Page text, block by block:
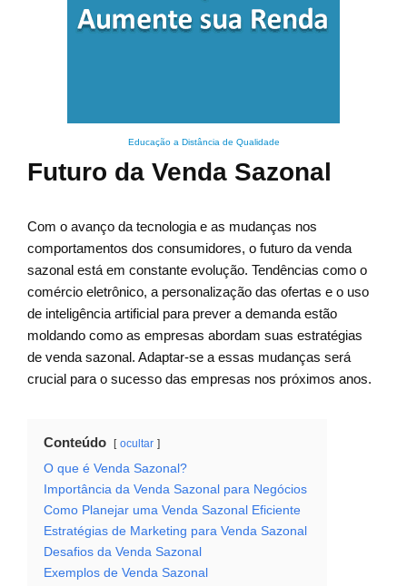
Educação a Distância de Qualidade
Futuro da Venda Sazonal
Com o avanço da tecnologia e as mudanças nos
comportamentos dos consumidores, o futuro da venda
sazonal está em constante evolução. Tendências como o
comércio eletrônico, a personalização das ofertas e o uso
de inteligência artificial para prever a demanda estão
moldando como as empresas abordam suas estratégias
de venda sazonal. Adaptar-se a essas mudanças será
crucial para o sucesso das empresas nos próximos anos.
Conteúdo ocultar
O que é Venda Sazonal?
Importância da Venda Sazonal para Negócios
Como Planejar uma Venda Sazonal Eficiente
Estratégias de Marketing para Venda Sazonal
Desafios da Venda Sazonal
Exemplos de Venda Sazonal